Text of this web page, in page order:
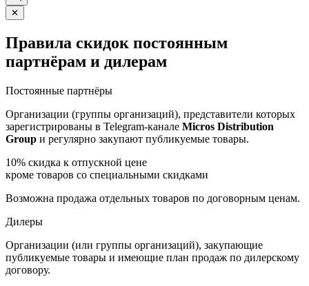
✕
Правила скидок постоянным
партнёрам и дилерам
Постоянные партнёры
Организации (группы организаций), представители которых
зарегистрированы в Telegram-канале Micros Distribution
Group и регулярно закупают публикуемые товары.
10% скидка к отпускной цене
кроме товаров со специальными скидками
Возможна продажа отдельных товаров по договорным ценам.
Дилеры
Организации (или группы организаций), закупающие
публикуемые товары и имеющие план продаж по дилерскому
договору.